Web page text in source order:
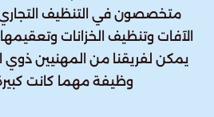
متخصصون في التنظيف
الآفات وتنظيف الخزانات
يمكن لفريقنا من المهنيين ذوي
وظيفة مهما كانت